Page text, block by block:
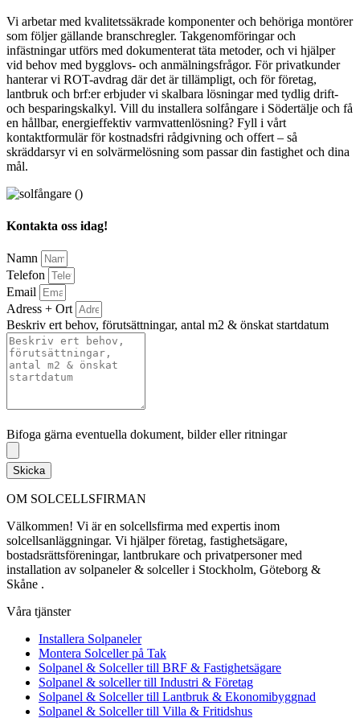
Vi arbetar med kvalitetssäkrade komponenter och behöriga montörer
som följer gällande branschregler. Takgenomföringar och
infästningar utförs med dokumenterat täta metoder, och vi hjälper
vid behov med bygglovs- och anmälningsfrågor. För privatkunder
hanterar vi ROT-avdrag där det är tillämpligt, och för företag,
lantbruk och brf:er erbjuder vi skalbara lösningar med tydlig drift-
och besparingskalkyl. Vill du installera solfångare i Södertälje och få
en hållbar, energieffektiv varmvattenlösning? Fyll i vårt
kontaktformulär för kostnadsfri rådgivning och offert – så
skräddarsyr vi en solvärmelösning som passar din fastighet och dina
mål.
Kontakta oss idag!
Namn
Telefon
Email
Adress + Ort
Beskriv ert behov, förutsättningar, antal m2 & önskat startdatum
Bifoga gärna eventuella dokument, bilder eller ritningar
Skicka
OM SOLCELLSFIRMAN
Välkommen! Vi är en solcellsfirma med expertis inom
solcellsanläggningar. Vi hjälper företag, fastighetsägare,
bostadsrättsföreningar, lantbrukare och privatpersoner med
installation av solpaneler & solceller i Stockholm, Göteborg &
Skåne .
Våra tjänster
Installera Solpaneler
Montera Solceller på Tak
Solpanel & Solceller till BRF & Fastighetsägare
Solpanel & solceller till Industri & Företag
Solpanel & Solceller till Lantbruk & Ekonomibyggnad
Solpanel & Solceller till Villa & Fritidshus